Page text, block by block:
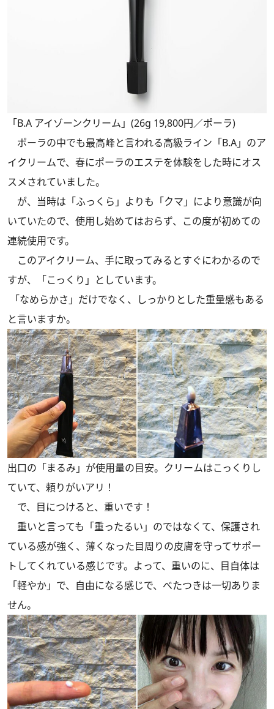
「B.A アイゾーンクリーム」(26g 19,800円／ポーラ)
ポーラの中でも最高峰と言われる高級ライン「B.A」のア
イクリームで、春にポーラのエステを体験をした時にオス
スメされていました。
が、当時は「ふっくら」よりも「クマ」により意識が向
いていたので、使用し始めてはおらず、この度が初めての
連続使用です。
このアイクリーム、手に取ってみるとすぐにわかるので
すが、「こっくり」としています。
「なめらかさ」だけでなく、しっかりとした重量感もある
と言いますか。
出口の「まるみ」が使用量の目安。クリームはこっくりし
ていて、頼りがいアリ！
で、目につけると、重いです！
重いと言っても「重ったるい」のではなくて、保護され
ている感が強く、薄くなった目周りの皮膚を守ってサポー
トしてくれている感じです。よって、重いのに、目自体は
「軽やか」で、自由になる感じで、べたつきは一切ありま
せん。